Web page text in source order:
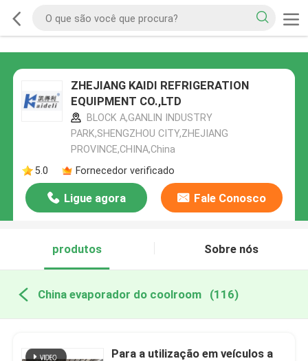
ZHEJIANG KAIDI REFRIGERATION
EQUIPMENT CO.,LTD
BLOCK A,GANLIN INDUSTRY
PARK,SHENGZHOU CITY,ZHEJIANG
PROVINCE,CHINA,China
5.0
Fornecedor verificado
Ligue agora Fale Conosco
produtos Sobre nós
China evaporador do coolroom (116)
Para a utilização em veículos a